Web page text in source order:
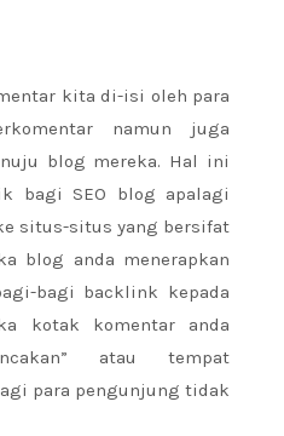
kita di-isi oleh para
namun juga
blog mereka. Hal ini
bagi SEO blog apalagi
situs-situs yang bersifat
blog anda menerapkan
bagi backlink kepada
kotak komentar anda
atau tempat
para pengunjung tidak